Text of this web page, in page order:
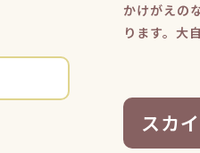
かけがえの
ります。大
スカ